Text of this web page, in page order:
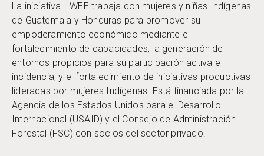
La iniciativa I-WEE trabaja con mujeres y niñas Indígenas
de Guatemala y Honduras para promover su
empoderamiento económico mediante el
fortalecimiento de capacidades, la generación de
entornos propicios para su participación activa e
incidencia, y el fortalecimiento de iniciativas productivas
lideradas por mujeres Indígenas. Está financiada por la
Agencia de los Estados Unidos para el Desarrollo
Internacional (USAID) y el Consejo de Administración
Forestal (FSC) con socios del sector privado.